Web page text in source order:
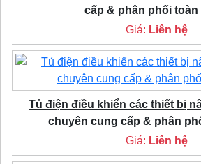
cấp & phân phối
Giá: Liên hệ
Tủ điện điều khiển các thiết bị
chuyên cung cấp & phân
Giá: Liên hệ